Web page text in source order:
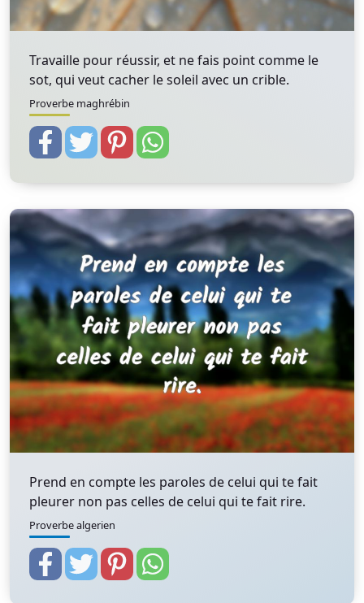
Travaille pour réussir, et ne fais point comme le
sot, qui veut cacher le soleil avec un crible.
Proverbe maghrébin
Prend en compte les paroles de celui qui te fait
pleurer non pas celles de celui qui te fait rire.
Proverbe algerien